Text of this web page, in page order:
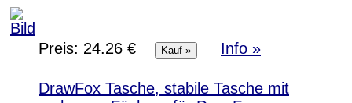
Preis: 24.26 € Info »
DrawFox Tasche, stabile Tasche mit